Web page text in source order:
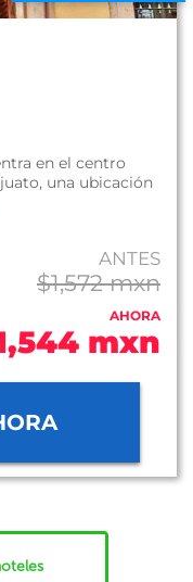
en el centro
una ubicación
ANTES
$1,572 mxn
AHORA
mxn